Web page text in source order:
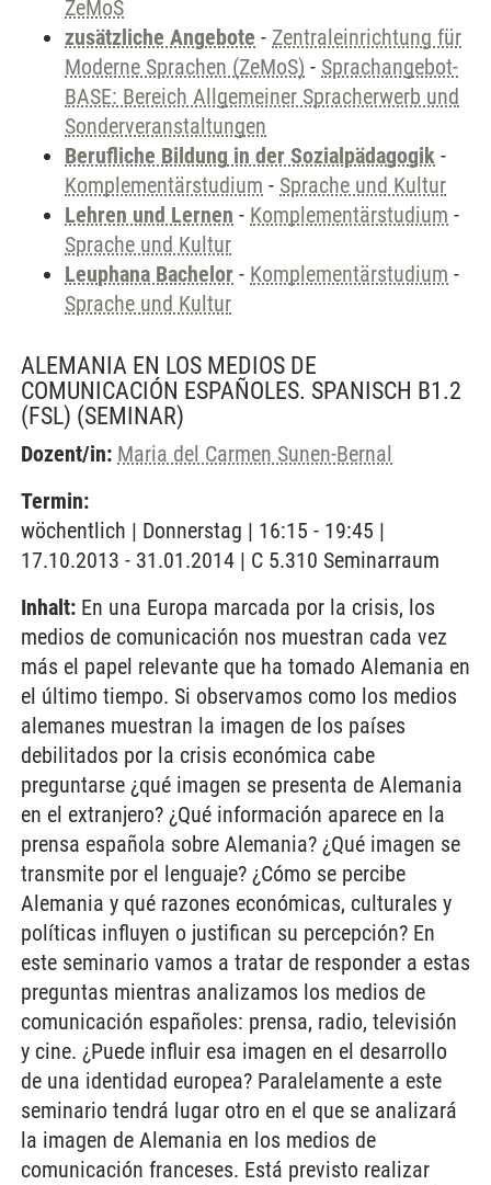
ZeMoS
zusätzliche Angebote - Zentraleinrichtung für
Moderne Sprachen (ZeMoS) - Sprachangebot-
BASE: Bereich Allgemeiner Spracherwerb und
Sonderveranstaltungen
Berufliche Bildung in der Sozialpädagogik -
Komplementärstudium - Sprache und Kultur
Lehren und Lernen - Komplementärstudium -
Sprache und Kultur
Leuphana Bachelor - Komplementärstudium -
Sprache und Kultur
ALEMANIA EN LOS MEDIOS DE
COMUNICACIÓN ESPAÑOLES. SPANISCH B1.2
(FSL) (SEMINAR)
Dozent/in: Maria del Carmen Sunen-Bernal
Termin:
wöchentlich | Donnerstag | 16:15 - 19:45 |
17.10.2013 - 31.01.2014 | C 5.310 Seminarraum
Inhalt: En una Europa marcada por la crisis, los
medios de comunicación nos muestran cada vez
más el papel relevante que ha tomado Alemania en
el último tiempo. Si observamos como los medios
alemanes muestran la imagen de los países
debilitados por la crisis económica cabe
preguntarse ¿qué imagen se presenta de Alemania
en el extranjero? ¿Qué información aparece en la
prensa española sobre Alemania? ¿Qué imagen se
transmite por el lenguaje? ¿Cómo se percibe
Alemania y qué razones económicas, culturales y
políticas influyen o justifican su percepción? En
este seminario vamos a tratar de responder a estas
preguntas mientras analizamos los medios de
comunicación españoles: prensa, radio, televisión
y cine. ¿Puede influir esa imagen en el desarrollo
de una identidad europea? Paralelamente a este
seminario tendrá lugar otro en el que se analizará
la imagen de Alemania en los medios de
comunicación franceses. Está previsto realizar